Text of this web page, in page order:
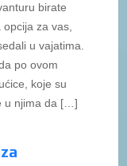
birate
za vas,
u vajatima.
po ovom
koje su
u njima da […]